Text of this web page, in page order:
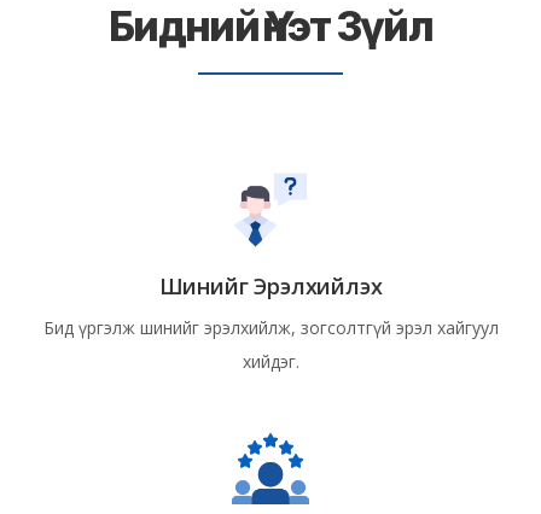
Бидний Үнэт Зүйл
Шинийг Эрэлхийлэх
Бид үргэлж шинийг эрэлхийлж, зогсолтгүй эрэл хайгуул
хийдэг.